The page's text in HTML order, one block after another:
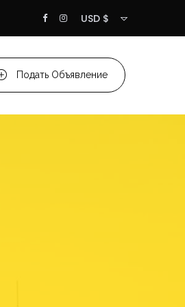
USD $
Подать Объявление